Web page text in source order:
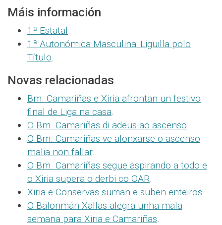
Máis información
1ª Estatal.
1ª Autonómica Masculina: Liguilla polo
Título.
Novas relacionadas
Bm. Camariñas e Xiria afrontan un festivo
final de Liga na casa.
O Bm. Camariñas di adeus ao ascenso.
O Bm. Camariñas ve alonxarse o ascenso
malia non fallar.
O Bm. Camariñas segue aspirando a todo e
o Xiria supera o derbi co OAR.
Xiria e Conservas suman e suben enteiros.
O Balonmán Xallas alegra unha mala
semana para Xiria e Camariñas.